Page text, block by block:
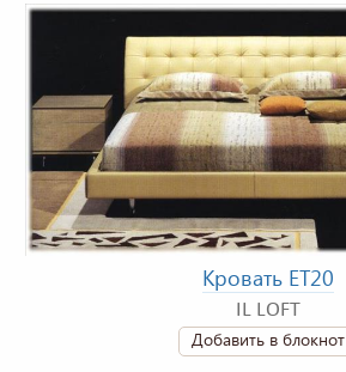
Кровать ET20
IL LOFT
Добавить в блокнот